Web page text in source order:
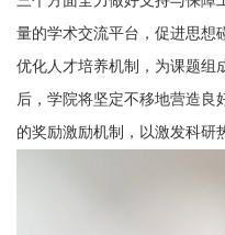
量的学术交流平台，促进思想
优化人才培养机制，为课题组
后，学院将坚定不移地营造良
的奖励激励机制，以激发科研